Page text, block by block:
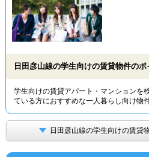
物件
TOP
日田彦山線の学生向けの賃貸物件のポ
学生向けの賃貸アパート・マンションを
ている方におすすめな一人暮らし向け物
日田彦山線の学生向けの賃貸